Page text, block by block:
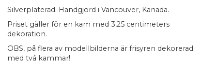
Silverpläterad. Handgjord i Vancouver, Kanada.
Priset gäller för en kam med 3,25 centimeters
dekoration.
OBS, på flera av modellbilderna är frisyren dekorerad
med två kammar!